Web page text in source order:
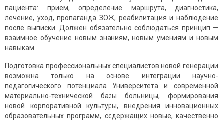
пациента: прием, определение маршрута, диагностика,
лечение, уход, пропаганда ЗОЖ, реабилитация и наблюдение
после выписки. Должен обязательно соблюдаться принцип —
взаимное обучение новым знаниям, новым умениям и новым
навыкам.
Подготовка профессиональных специалистов новой генерации
возможна только на основе интеграции научно-
педагогического потенциала Университета и современной
материально-технической базы больницы, формирования
новой корпоративной культуры, внедрения инновационных
образовательных программ, содержащих новые, качественно